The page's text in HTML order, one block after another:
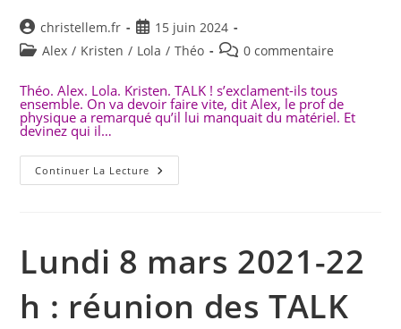
Auteur/autrice
de
publication :
christellem.fr
Publication
publiée :
15 juin 2024
PostAlex / Kristen / Lola / Théo
Commentaires
la
publication :
0 commentaire
Théo. Alex. Lola. Kristen. TALK ! s’exclament-ils tous
ensemble. On va devoir faire vite, dit Alex, le prof de
physique a remarqué qu’il lui manquait du matériel. Et
devinez qui il…
Continuer La Lecture Mercredi
10
Lundi 8 mars 2021-22
h : réunion des TALK